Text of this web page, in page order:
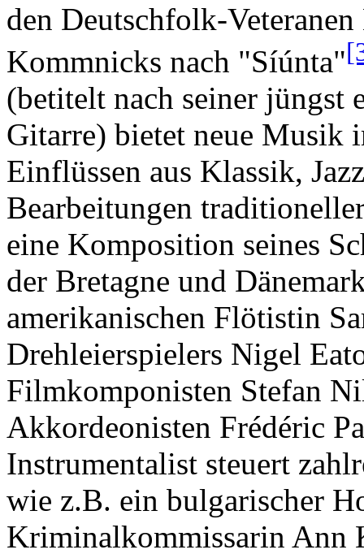
den Deutschfolk-
Kommnicks nach "Síúnta"
(betitelt nach seiner jüngst
Gitarre) bietet neue Musik
Einflüssen aus Klassik,
Bearbeitungen
eine Komposition seines
der Bretagne und
amerikanischen Flötistin
Drehleierspielers Nigel
Filmkomponisten Stefan
Akkordeonisten Frédéric
Instrumentalist steuert
wie z.B. ein bulgarischer
Kriminalkommissarin Ann